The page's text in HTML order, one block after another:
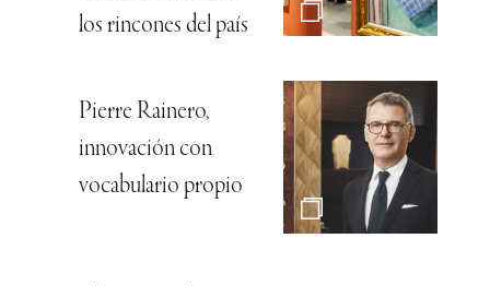
los rincones del país
Pierre Rainero,
innovación con
vocabulario propio